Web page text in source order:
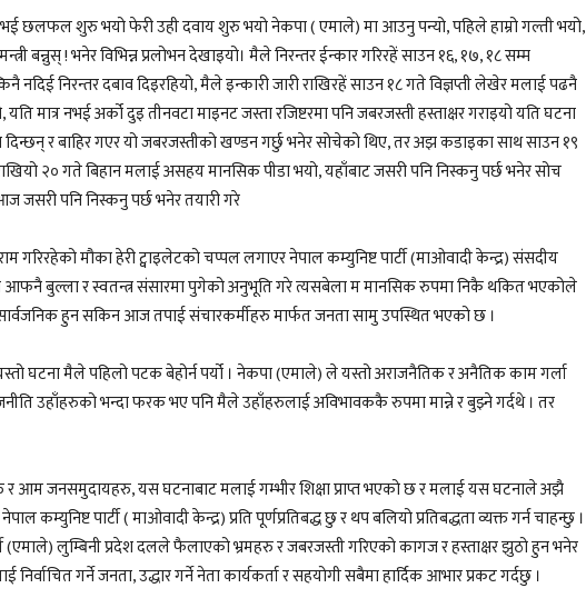
छलफल शुरु भयो फेरी उही दवाय शुरु भयो नेकपा ( एमाले) मा आउनु पन्यो, पहिले हाम्रो गल्ती भयो,
बन्नुस् ! भनेर विभिन्न प्रलोभन देखाइयो। मैले निरन्तर ईन्कार गरिरहें साउन १६, १७, १८ सम्म
नदिई निरन्तर दबाव दिइरहियो, मैले इन्कारी जारी राखिरहें साउन १८ गते विज्ञप्ती लेखेर मलाई पढनै
यति मात्र नभई अर्को दुइ तीनवटा माइनट जस्ता रजिष्टरमा पनि जबरजस्ती हस्ताक्षर गराइयो यति घटना
र बाहिर गएर यो जबरजस्तीको खण्डन गर्छु भनेर सोचेको थिए, तर अझ कडाइका साथ साउन १९
२० गते बिहान मलाई असहय मानसिक पीडा भयो, यहाँबाट जसरी पनि निस्कनु पर्छ भनेर सोच
जसरी पनि निस्कनु पर्छ भनेर तयारी गरे
गरिरहेको मौका हेरी ट्वाइलेटको चप्पल लगाएर नेपाल कम्युनिष्ट पार्टी (माओवादी केन्द्र) संसदीय
आफनै बुल्ला र स्वतन्त्र संसारमा पुगेको अनुभूति गरे त्यसबेला म मानसिक रुपमा निकै थकित भएकोले
हुन सकिन आज तपाई संचारकर्मीहरु मार्फत जनता सामु उपस्थित भएको छ ।
घटना मैले पहिलो पटक बेहोर्न पर्यो । नेकपा (एमाले) ले यस्तो अराजनैतिक र अनैतिक काम गर्ला
उहाँहरुको भन्दा फरक भए पनि मैले उहाँहरुलाई अविभावककै रुपमा मान्ने र बुझ्ने गर्दथे । तर
र आम जनसमुदायहरु, यस घटनाबाट मलाई गम्भीर शिक्षा प्राप्त भएको छ र मलाई यस घटनाले अझै
कम्युनिष्ट पार्टी ( माओवादी केन्द्र) प्रति पूर्णप्रतिबद्ध छु र थप बलियो प्रतिबद्धता व्यक्त गर्न चाहन्छु ।
(एमाले) लुम्बिनी प्रदेश दलले फैलाएको भ्रमहरु र जबरजस्ती गरिएको कागज र हस्ताक्षर झुठो हुन भनेर
गर्ने जनता, उद्धार गर्ने नेता कार्यकर्ता र सहयोगी सबैमा हार्दिक आभार प्रकट गर्दछु ।